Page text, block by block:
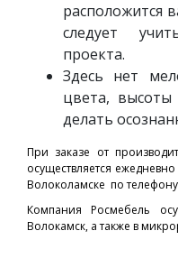
расположится
следует
проекта.
Здесь нет
цвета,
делать
При заказе от
осуществляется
Волоколамске по телефону
Компания Росмебель
Волокамск, а также в